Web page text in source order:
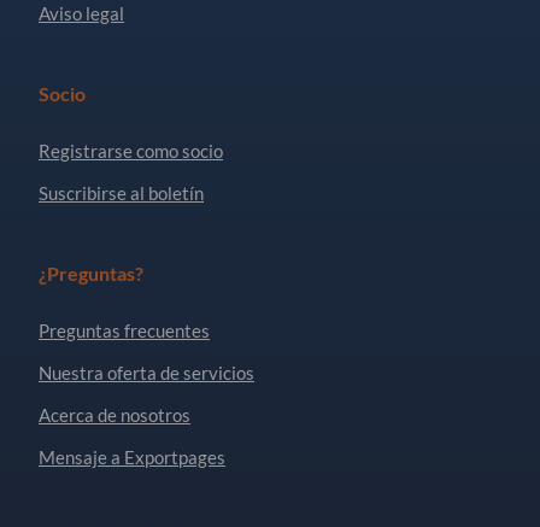
Aviso legal
Socio
Registrarse como socio
Suscribirse al boletín
¿Preguntas?
Preguntas frecuentes
Nuestra oferta de servicios
Acerca de nosotros
Mensaje a Exportpages